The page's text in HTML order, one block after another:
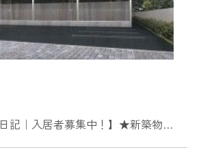
【サークル管理日記｜入居者募集中！】★新築物件★1LDK 89,000円！峰4丁目 Ｋｉｌｅｌｅ(キレレ)